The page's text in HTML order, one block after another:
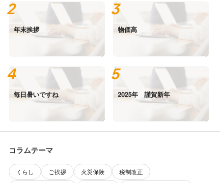
年末挨拶 物価高
毎日暑いですね 2025年 謹賀新年
コラムテーマ
くらし ご挨拶 火災保険
税制改正